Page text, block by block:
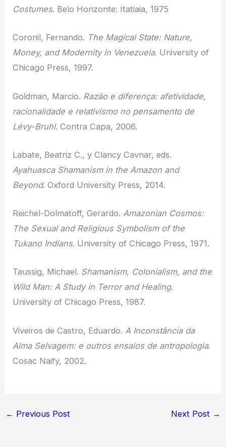
Costumes. Belo Horizonte: Itatiaia, 1975
Coronil, Fernando. The Magical State: Nature,
Money, and Modernity in Venezuela. University of
Chicago Press, 1997.
Goldman, Marcio. Razão e diferença: afetividade,
racionalidade e relativismo no pensamento de
Lévy-Bruhl. Contra Capa, 2006.
Labate, Beatriz C., y Clancy Cavnar, eds.
Ayahuasca Shamanism in the Amazon and
Beyond. Oxford University Press, 2014.
Reichel-Dolmatoff, Gerardo.Amazonian Cosmos:
The Sexual and Religious Symbolism of the
Tukano Indians. University of Chicago Press, 1971.
Taussig, Michael. Shamanism, Colonialism, and the
Wild Man: A Study in Terror and Healing.
University of Chicago Press, 1987.
Viveiros de Castro, Eduardo. A Inconstância da
Alma Selvagem: e outros ensaios de antropologia.
Cosac Naify, 2002.
← Previous Post Next Post →